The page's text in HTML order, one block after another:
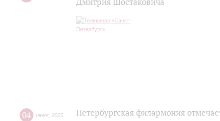
04 июня 2025 Петербургская филармония